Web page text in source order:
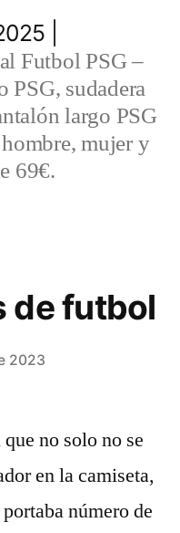
|
Futbol PSG –
PSG, sudadera
largo PSG
mujer y
69€.
de futbol
2023
no solo no se
en la camiseta,
número de